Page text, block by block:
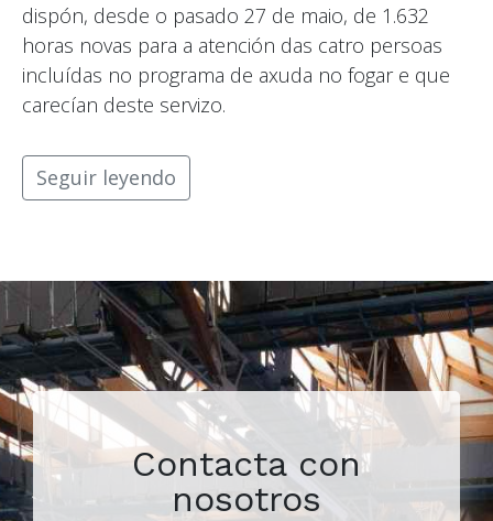
dispón, desde o pasado 27 de maio, de 1.632
horas novas para a atención das catro persoas
incluídas no programa de axuda no fogar e que
carecían deste servizo.
Seguir leyendo
Contacta con
nosotros